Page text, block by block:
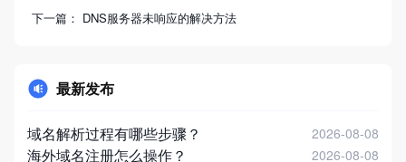
下一篇： DNS服务器未响应的解决方法
最新发布
域名解析过程有哪些步骤？ 2026-08-08
海外域名注册怎么操作？ 2026-08-08